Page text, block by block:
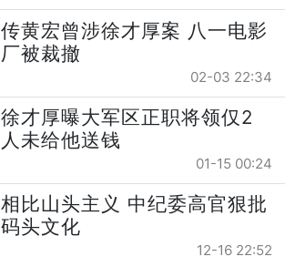
传黄宏曾涉徐才厚案 八一电影
厂被裁撤
02-03 22:34
徐才厚曝大军区正职将领仅2
人未给他送钱
01-15 00:24
相比山头主义 中纪委高官狠批
码头文化
12-16 22:52